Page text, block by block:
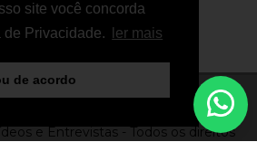
site você concorda
de Privacidade.
ler mais
de acordo
- FightNews - Atletas, Equipas,
e Entrevistas - Todos os direitos